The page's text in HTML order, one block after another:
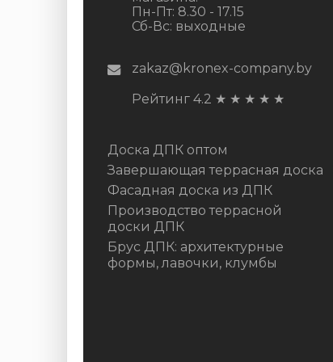
Пн-Пт: 8.30 - 17.15
Сб-Вс: выходные
zakaz@kronex-company.by
Рейтинг 4.2 ★ ★ ★ ★ ★
Доска ДПК оптом
Завершающая террасная доска
Фасадная доска из ДПК
Производство террасной
доски ДПК
Брус ДПК: архитектурные
формы, лавочки, клумбы